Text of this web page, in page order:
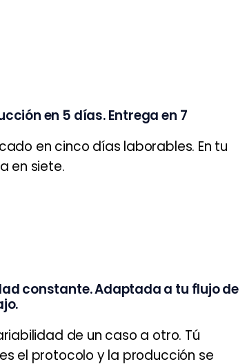
en 5 días. Entrega en 7
en cinco días laborables. En tu
en siete.
constante. Adaptada a tu flujo de
de un caso a otro. Tú
el protocolo y la producción se